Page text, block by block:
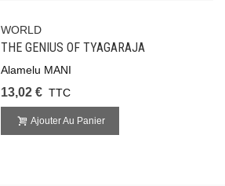
WORLD
THE GENIUS OF TYAGARAJA
Alamelu MANI
13,02 € TTC
Ajouter Au Panier